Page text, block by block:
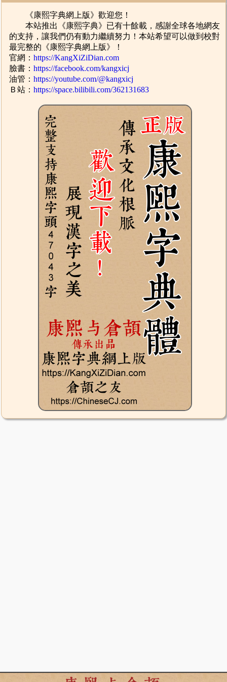
《康熙字典網上版》歡迎您！
本站推出《康熙字典》已有十餘載，感謝全球各地網友
的支持，讓我們仍有動力繼續努力！本站希望可以做到校對
最完整的《康熙字典網上版》！
官網：https://KangXiZiDian.com
臉書：https://facebook.com/kangxicj
油管：https://youtube.com/@kangxicj
Ｂ站：https://space.bilibili.com/362131683